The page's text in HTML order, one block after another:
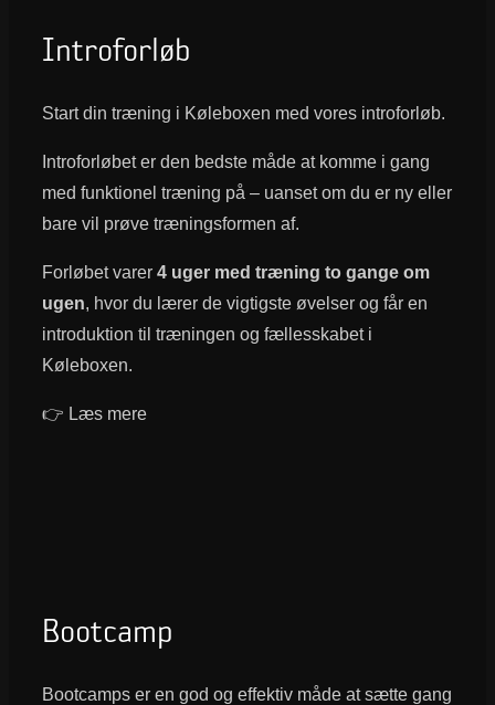
Introforløb
Start din træning i Køleboxen med vores introforløb.
Introforløbet er den bedste måde at komme i gang
med funktionel træning på – uanset om du er ny eller
bare vil prøve træningsformen af.
Forløbet varer 4 uger med træning to gange om
ugen, hvor du lærer de vigtigste øvelser og får en
introduktion til træningen og fællesskabet i
Køleboxen.
👉 Læs mere
Bootcamp
Bootcamps er en god og effektiv måde at sætte gang